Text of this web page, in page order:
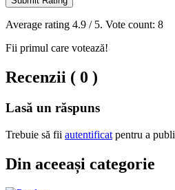
Average rating 4.9 / 5. Vote count: 8
Fii primul care votează!
Recenzii ( 0 )
Lasă un răspuns
Trebuie să fii autentificat pentru a
Din aceeași categorie